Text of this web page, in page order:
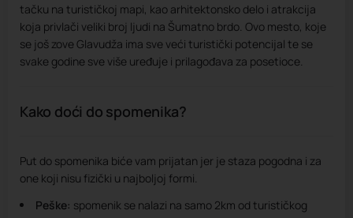
tačku na turističkoj mapi, kao arhitektonsko delo i atrakcija
koja privlači veliki broj ljudi na Šumatno brdo. Ovo mesto, koje
se još zove Glavudža ima sve veći turistički potencijal te se
svake godine sve više uređuje i prilagođava za posetioce.
Kako doći do spomenika?
Put do spomenika biće vam prijatan jer je staza pogodna i za
one koji nisu fizički u najboljoj formi.
Peške: spomenik se nalazi na samo 2km od turističkog